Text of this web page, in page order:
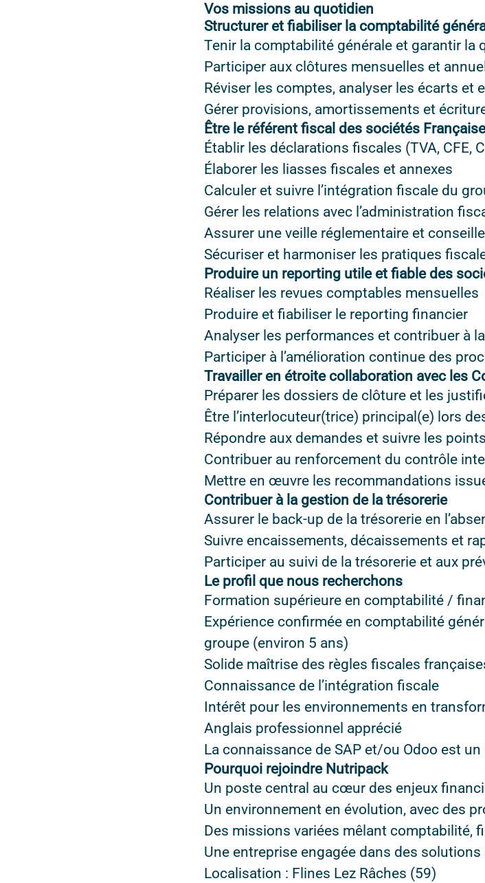
Vos missions au quotidien
Structurer et fiabiliser la comptabilité
Tenir la comptabilité générale et garantir la
Participer aux clôtures mensuelles et
Réviser les comptes, analyser les écarts et
Gérer provisions, amortissements et
Être le référent fiscal des sociétés
Établir les déclarations fiscales (TVA, CFE,
Élaborer les liasses fiscales et annexes
Calculer et suivre l’intégration fiscale du
Gérer les relations avec l’administration
Assurer une veille réglementaire et
Sécuriser et harmoniser les pratiques
Produire un reporting utile et fiable des
Réaliser les revues comptables mensuelles
Produire et fiabiliser le reporting financier
Analyser les performances et contribuer à
Participer à l’amélioration continue des
Travailler en étroite collaboration avec les
Préparer les dossiers de clôture et les
Être l’interlocuteur(trice) principal(e) lors
Répondre aux demandes et suivre les
Contribuer au renforcement du contrôle
Mettre en œuvre les recommandations
Contribuer à la gestion de la trésorerie
Assurer le back-up de la trésorerie en
Suivre encaissements, décaissements et
Participer au suivi de la trésorerie et aux
Le profil que nous recherchons
Formation supérieure en comptabilité /
Expérience confirmée en comptabilité
groupe (environ 5 ans)
Solide maîtrise des règles fiscales
Connaissance de l’intégration fiscale
Intérêt pour les environnements en
Anglais professionnel apprécié
La connaissance de SAP et/ou Odoo est
Pourquoi rejoindre Nutripack
Un poste central au cœur des enjeux
Un environnement en évolution, avec des
Des missions variées mêlant comptabilité,
Une entreprise engagée dans des
Localisation : Flines Lez Râches (59)